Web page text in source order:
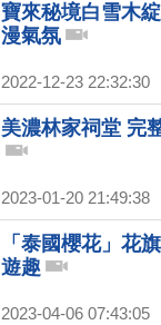
寶來秘境白雪木
漫氣氛
2022-12-23 22:32:30
美濃林家祠堂 完
2023-01-20 21:49:38
「泰國櫻花」花
遊趣
2023-04-06 07:43:05